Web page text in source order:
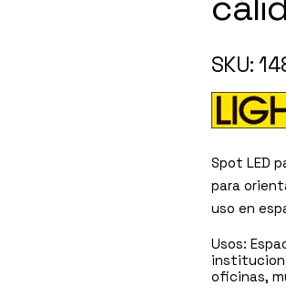
SKU:
Spot LED
para
uso en
Usos:
oficinas,